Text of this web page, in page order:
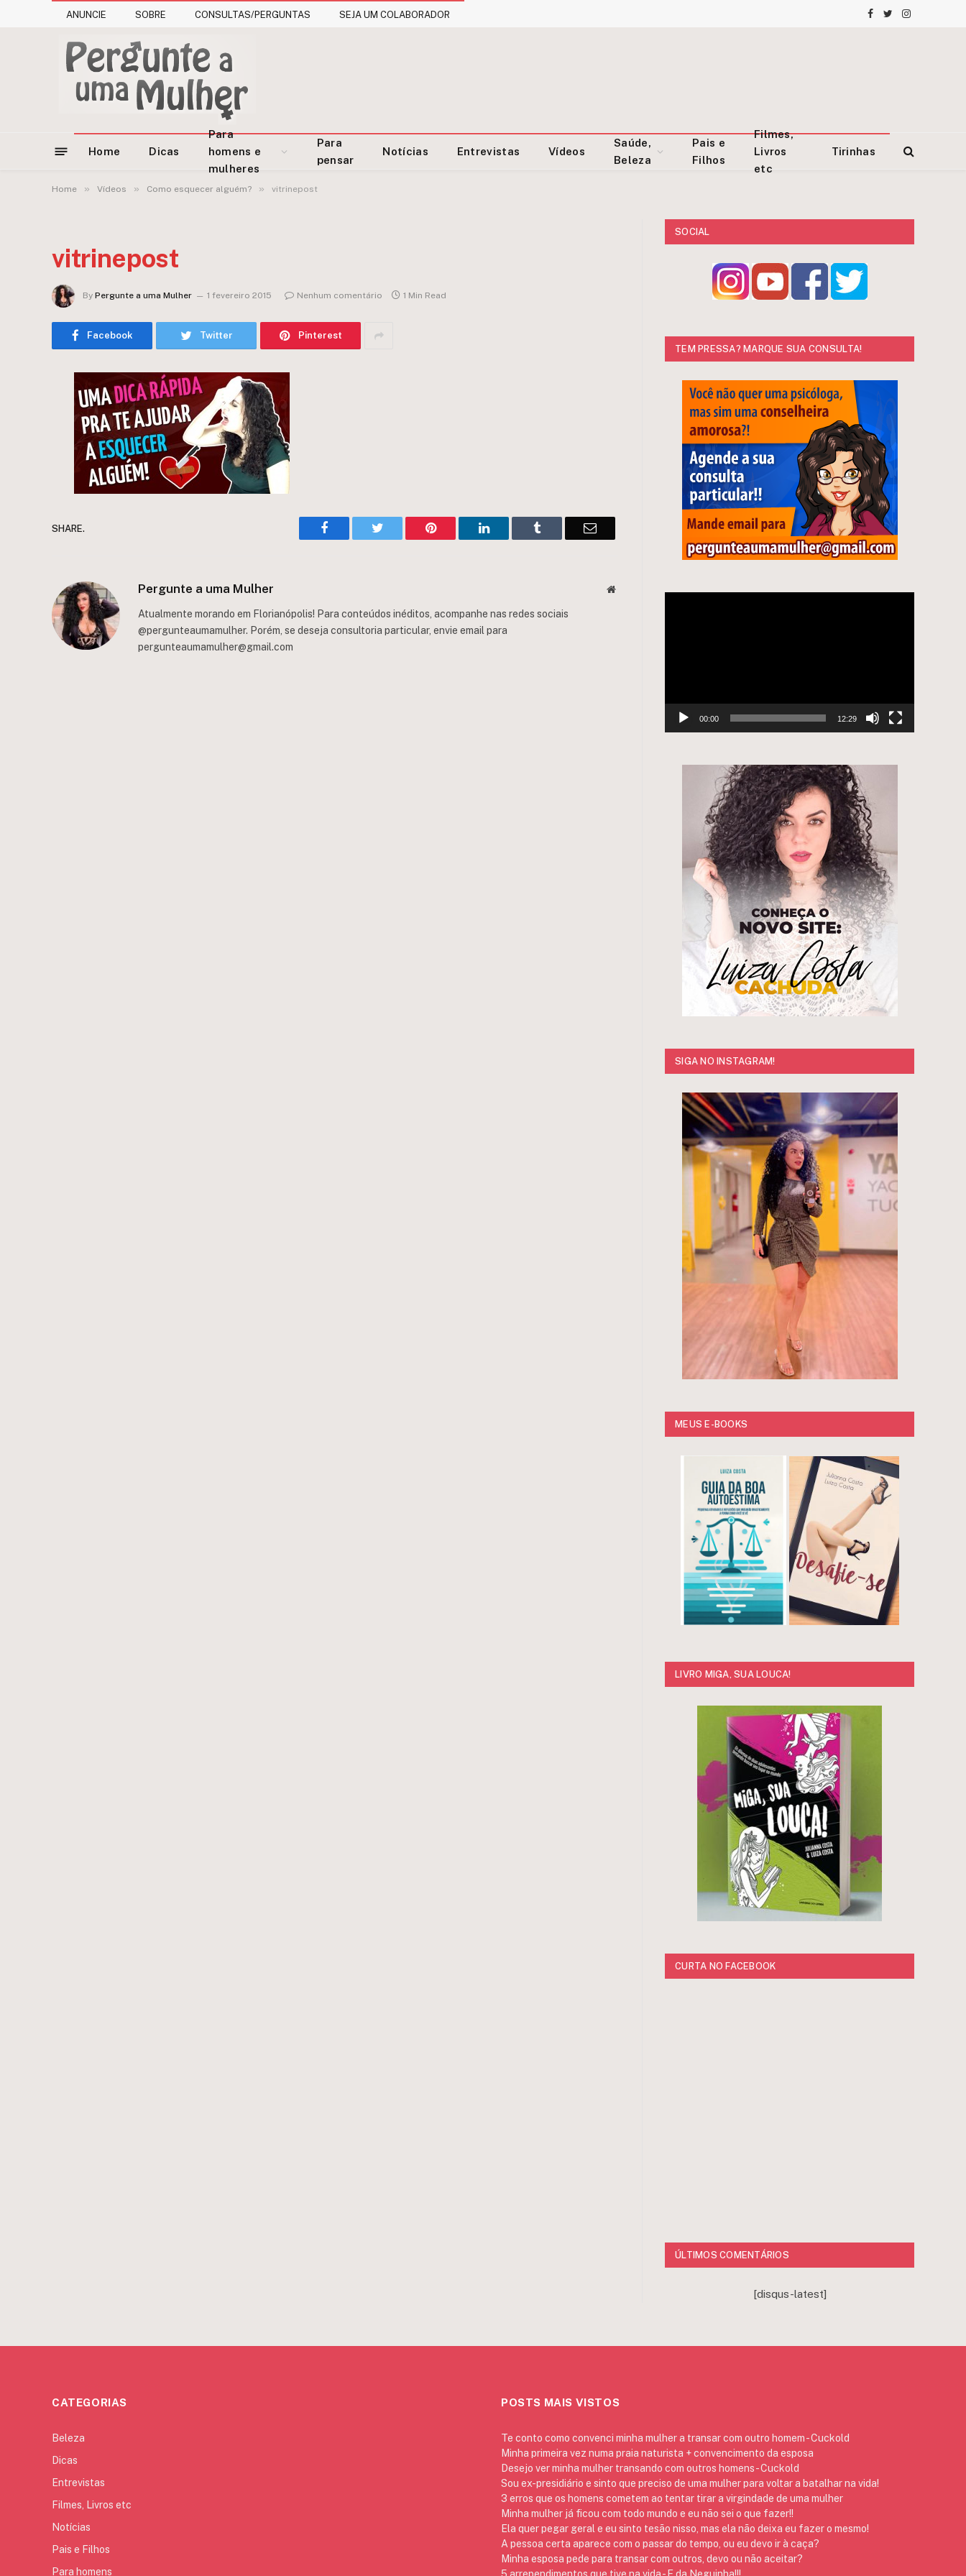
ANUNCIE SOBRE CONSULTAS/PERGUNTAS SEJA UM COLABORADOR Facebook
TwitterInstagram
Home Dicas
Para
homens e
mulheres
Para
pensar
Notícias Entrevistas Vídeos
Saúde,
Beleza
Pais e
Filhos
Filmes,
Livros
etc
Tirinhas
Home » Vídeos » Como esquecer alguém? » vitrinepost
vitrinepost
By Pergunte a uma Mulher 1 fevereiro 2015 Nenhum comentário 1 Min Read
Facebook Twitter Pinterest
SHARE. Facebook Twitter Pinterest LinkedIn Tumblr Email
Pergunte a uma Mulher Website
Atualmente morando em Florianópolis! Para conteúdos inéditos, acompanhe nas redes sociais
@pergunteaumamulher. Porém, se deseja consultoria particular, envie email para
pergunteaumamulher@gmail.com
SOCIAL
TEM PRESSA? MARQUE SUA CONSULTA!
00:00 12:29
SIGA NO INSTAGRAM!
MEUS E-BOOKS
LIVRO MIGA, SUA LOUCA!
CURTA NO FACEBOOK
ÚLTIMOS COMENTÁRIOS
[disqus-latest]
CATEGORIAS
Beleza
Dicas
Entrevistas
Filmes, Livros etc
Notícias
Pais e Filhos
Para homens
POSTS MAIS VISTOS
Te conto como convenci minha mulher a transar com outro homem - Cuckold
Minha primeira vez numa praia naturista + convencimento da esposa
Desejo ver minha mulher transando com outros homens - Cuckold
Sou ex-presidiário e sinto que preciso de uma mulher para voltar a batalhar na vida!
3 erros que os homens cometem ao tentar tirar a virgindade de uma mulher
Minha mulher já ficou com todo mundo e eu não sei o que fazer!!
Ela quer pegar geral e eu sinto tesão nisso, mas ela não deixa eu fazer o mesmo!
A pessoa certa aparece com o passar do tempo, ou eu devo ir à caça?
Minha esposa pede para transar com outros, devo ou não aceitar?
5 arrependimentos que tive na vida - E da Neguinha!!!